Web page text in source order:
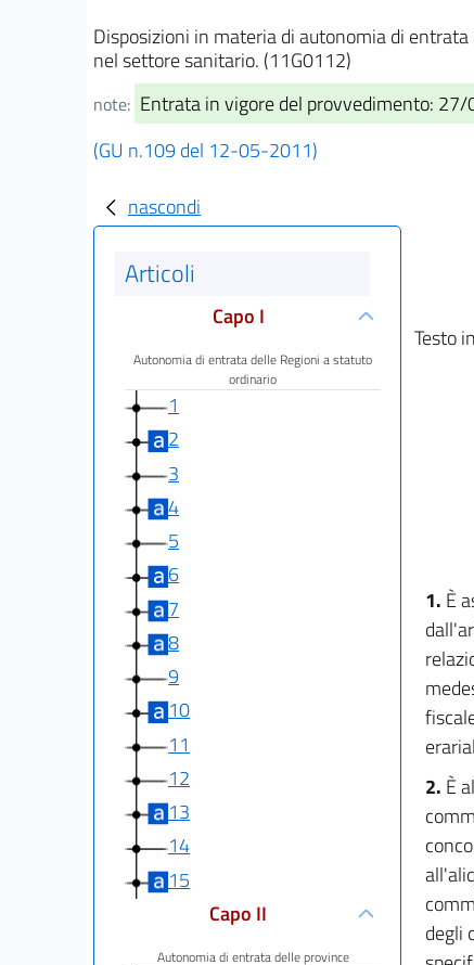
Disposizioni in materia di autonomia di
nel settore sanitario. (11G0112)
note: Entrata in vigore del provvedimento:
(GU n.109 del 12-05-2011)
nascondi
Articoli
Capo I
Autonomia di entrata delle Regioni a statuto
ordinario
1
2
3
4
5
6
7
8
9
10
11
12
13
14
15
Capo II
Autonomia di entrata delle province
Testo
1. È
2. È
degli